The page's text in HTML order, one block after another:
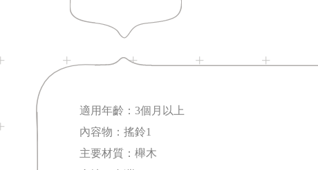
適用年齡：3個月以上
內容物：搖鈴1
主要材質：櫸木